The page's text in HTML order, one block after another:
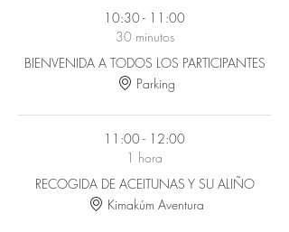
10:30 - 11:00
30 minutos
BIENVENIDA A TODOS LOS PARTICIPANTES
Parking
11:00 - 12:00
1 hora
RECOGIDA DE ACEITUNAS Y SU ALIÑO
Kimakúm Aventura